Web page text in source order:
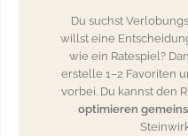
Du suchst
willst eine
wie ein Ratespiel?
erstelle 1–2 Favoriten
vorbei. Du kannst den
optimieren